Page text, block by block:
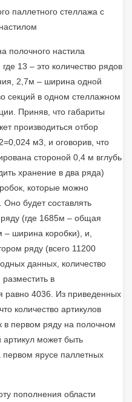
паллетного стеллажа с
полочного настила
13 – это количество рядов
2,7м – ширина одной
секций в одном стеллажном
Приняв, что габариты
производиться отбор
м3, и оговорив, что
стороной 0,4 м вглубь
хранение в два ряда)
которые можно
Оно будет составлять
(где 1685м – общая
– ширина коробки), и,
ряду (всего 11200
данных, количество
в
равно 4036. Из приведенных
количество артикулов
в первом ряду на полочном
артикул может быть
первом ярусе паллетных
пополнения области